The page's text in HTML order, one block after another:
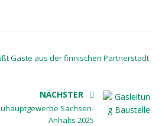
Gäste aus der finnischen Partnerstadt
NÄCHSTER
Sachsen-
Anhalts 2025